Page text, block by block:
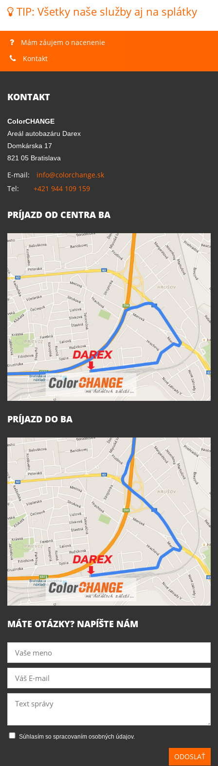
TIP: Všetky naše služby aj na splátky
Mám záujem o nacenenie
Kontakt
KONTAKT
ColorCHANGE
Areál autobazáru Darex
Domkárska 17
821 05 Bratislava
E-mail:
info@colorchange.sk
Tel:
+421 944 109 159
PRÍJAZD OD CENTRA BA
PRÍJAZD DO BA
MÁTE OTÁZKY? NAPÍŠTE NÁM
Súhlasím so spracovaním osobných údajov.
ODOSLAŤ